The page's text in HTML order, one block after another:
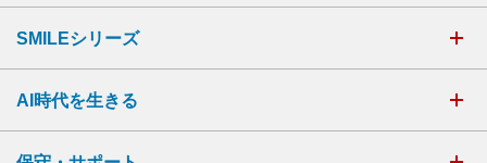
SMILEシリーズ
AI時代を生きる